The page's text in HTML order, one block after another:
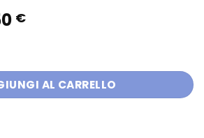
€.
€Il
è:
31,50 €.
AL CARRELLO